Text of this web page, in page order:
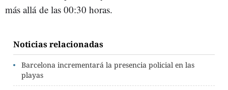
más allá de las 00:30 horas.
Noticias relacionadas
Barcelona incrementará la presencia policial en las
playas